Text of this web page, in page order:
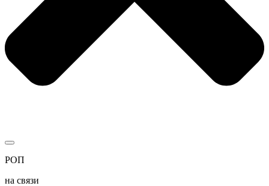
РОП
на связи